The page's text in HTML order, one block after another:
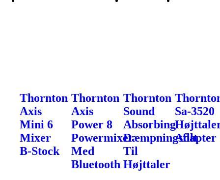
Thornton
Axis
Mini 6
Mixer
B-Stock
Thornton
Axis
Power 8
Powermixer
Med
Bluetooth
Thornton
Sound
Absorbing
Dæmpningsfilt
Til
Højttaler
Sa-3520
Adapter